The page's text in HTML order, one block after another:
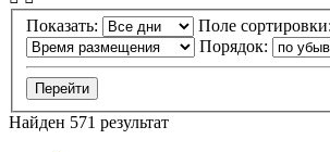
Показать:
Поле сортировки:
Порядок:
Найден 571 результат